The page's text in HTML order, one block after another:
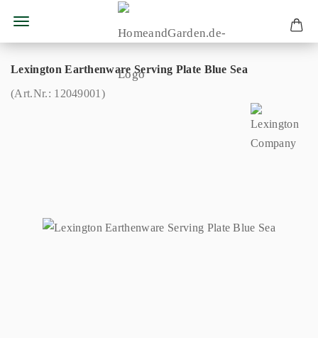
Lexington Earthenware Serving Plate Blue Sea
(Art.Nr.: 12049001 )